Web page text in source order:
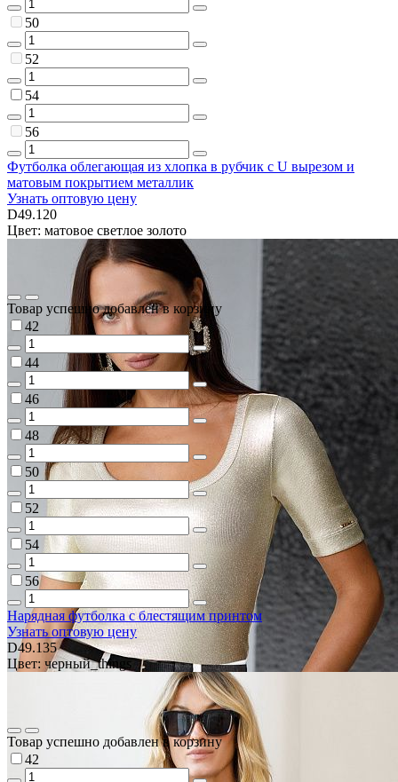
50
52
54
56
Футболка облегающая из хлопка в рубчик с U вырезом и
матовым покрытием металлик
Узнать оптовую цену
D49.120
Цвет: матовое светлое золото
Товар успешно добавлен в корзину
42
44
46
48
50
52
54
56
Нарядная футболка с блестящим принтом
Узнать оптовую цену
D49.135
Цвет: черный_things
Товар успешно добавлен в корзину
42